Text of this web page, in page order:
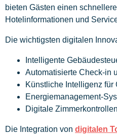
bieten Gästen einen
Hotelinformationen und
Die wichtigsten digitalen
Intelligente
Automatisierte Check-in
Künstliche Intelligenz für
Energiemanagement-
Digitale
Die Integration von digitalen